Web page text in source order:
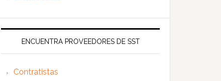
ENCUENTRA PROVEEDORES DE SST
Contratistas